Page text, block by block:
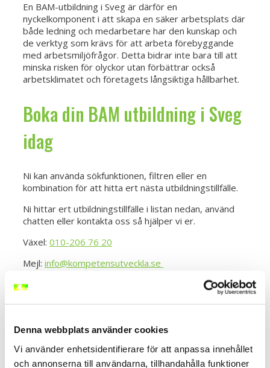
Denna webbplats använder cookies
Vi använder enhetsidentifierare för att anpassa innehållet
och annonserna till användarna, tillhandahålla funktioner
En BAM-utbildning i Sveg är därför en
nyckelkomponent i att skapa en säker arbetsplats där
både ledning och medarbetare har den kunskap och
de verktyg som krävs för att arbeta förebyggande
med arbetsmiljöfrågor. Detta bidrar inte bara till att
minska risken för olyckor utan förbättrar också
arbetsklimatet och företagets långsiktiga hållbarhet.
Boka din BAM utbildning i Sveg
idag
Ni kan använda sökfunktionen, filtren eller en
kombination för att hitta ert nästa utbildningstillfälle.
Ni hittar ert utbildningstillfälle i listan nedan, använd
chatten eller kontakta oss så hjälper vi er.
Växel: 010-206 76 20
Mejl: info@kompetensutveckla.se
Ta del av våra
BAM - Bättre Arbetsmiljö